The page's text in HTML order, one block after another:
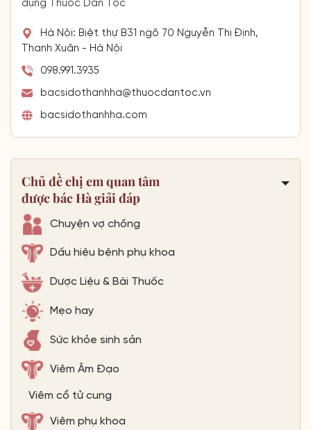
dụng Thuốc Dân Tộc
Hà Nội: Biệt thự B31 ngõ 70 Nguyễn Thị Định,
Thanh Xuân - Hà Nội
098.991.3935
bacsidothanhha@thuocdantoc.vn
bacsidothanhha.com
Chủ đề chị em quan tâm
được bác Hà giải đáp
Chuyện vợ chồng
Dấu hiệu bệnh phụ khoa
Dược Liệu & Bài Thuốc
Mẹo hay
Sức khỏe sinh sản
Viêm Âm Đạo
Viêm cổ tử cung
Viêm phụ khoa